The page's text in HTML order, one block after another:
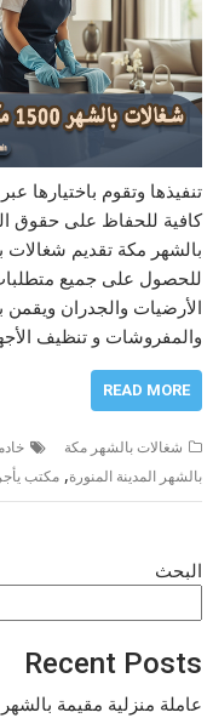
تنفيذها وتقوم باختيارها
كافية للحفاظ على حقوق
للحصول على جميع
الأرضيات والجدران ويقمن
والمفروشات و تنظيف
READ MORE
شغالات بالشهر مكة
بالشهر المدينة المنورة,مكتب
البحث
Recent Posts
عاملة منزلية مقيمة بالشهر الرياض